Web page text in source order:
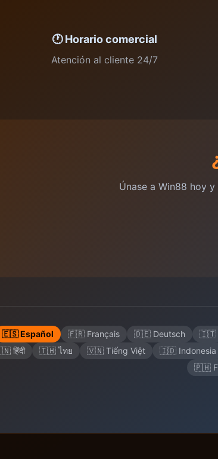
🕐 Horario comercial
Atención al cliente 24/7
Únase a Win88 hoy
🇪🇸 Español 🇫🇷 Français 🇩🇪 Deutsch 🇮🇹
हिंदी 🇹🇭 ไทย 🇻🇳 Tiếng Việt 🇮🇩 Indonesia
🇵🇭